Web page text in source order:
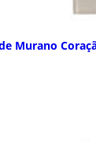
Murano